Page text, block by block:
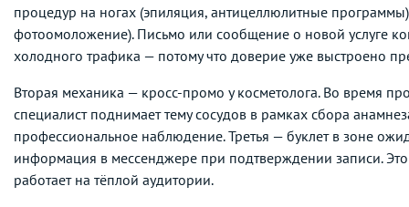
процедур на ногах (эпиляция, антицеллюлитные
фотоомоложение). Письмо или сообщение о новой услуге
холодного трафика — потому что доверие уже выстроено
Вторая механика — кросс-промо у косметолога. Во время
специалист поднимает тему сосудов в рамках сбора
профессиональное наблюдение. Третья — буклет в зоне
информация в мессенджере при подтверждении записи. Это
работает на тёплой аудитории.